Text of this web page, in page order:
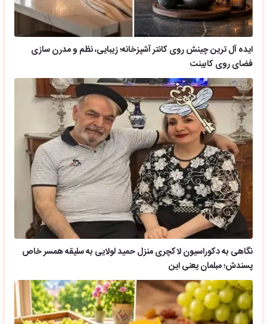
ایده آل ترین چینش روی کانتر آشپزخانه؛ زیبایی، نظم و مدرن سازی
فضای روی کابینت
نگاهی به دکوراسیون لاکچری منزل حمید لولایی به سلیقه همسر خاص
پسندش؛ مبلمان یعنی این